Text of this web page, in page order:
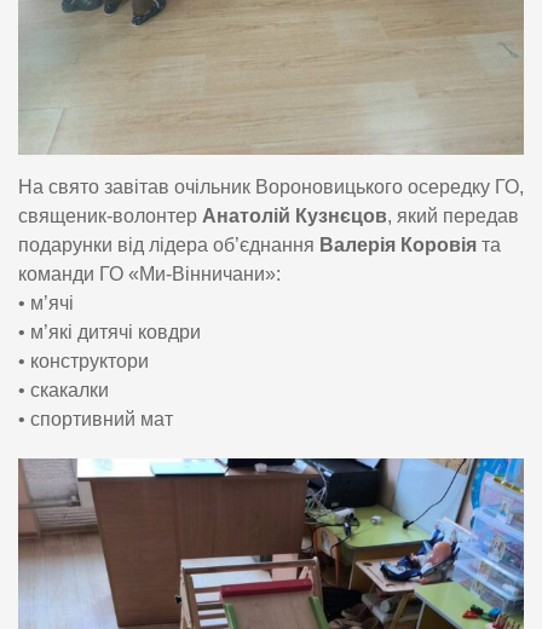
На свято завітав очільник Вороновицького осередку ГО,
священик-волонтер Анатолій Кузнєцов, який передав
подарунки від лідера об’єднання Валерія Коровія та
команди ГО «Ми-Вінничани»:
• м’ячі
• м’які дитячі ковдри
• конструктори
• скакалки
• спортивний мат